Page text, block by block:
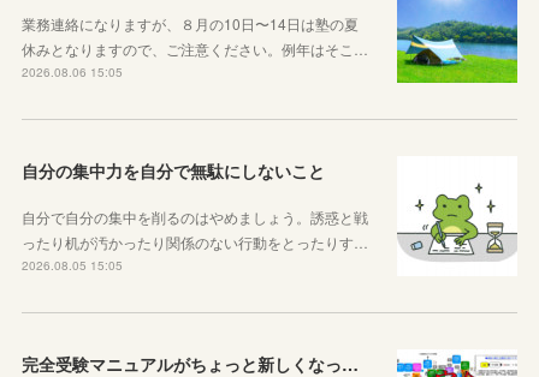
業務連絡になりますが、８月の10日〜14日は塾の夏
休みとなりますので、ご注意ください。例年はそこ…
2026.08.06 15:05
自分の集中力を自分で無駄にしないこと
自分で自分の集中を削るのはやめましょう。誘惑と戦
ったり机が汚かったり関係のない行動をとったりす…
2026.08.05 15:05
完全受験マニュアルがちょっと新しくなったよ！